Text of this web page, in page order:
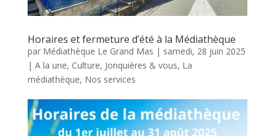
Horaires et fermeture d’été à la Médiathèque
par Médiathèque Le Grand Mas | samedi, 28 juin 2025
| A la une, Culture, Jonquières & vous, La
médiathèque, Nos services